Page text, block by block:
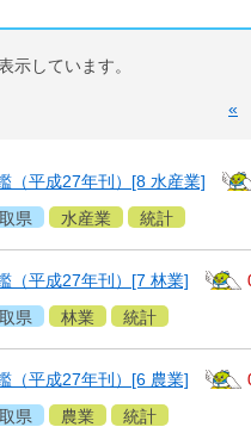
示しています。
«
（平成27年刊）[8 水産業]
県 水産業 統計
（平成27年刊）[7 林業]
県 林業 統計
（平成27年刊）[6 農業]
県 農業 統計